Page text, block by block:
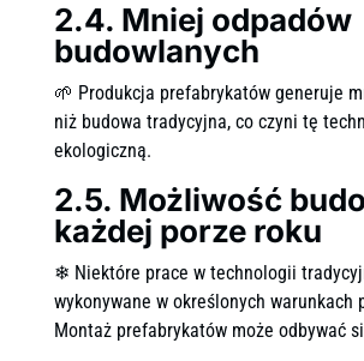
2.4. Mniej odpadów
budowlanych
🌱 Produkcja prefabrykatów generuje
niż budowa tradycyjna, co czyni tę
ekologiczną.
2.5. Możliwość
każdej porze roku
❄ Niektóre prace w technologii
wykonywane w określonych warunkach
Montaż prefabrykatów może odbywać